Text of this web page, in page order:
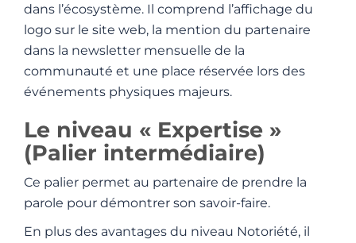
dans l’écosystème. Il comprend l’affichage du
logo sur le site web, la mention du partenaire
dans la newsletter mensuelle de la
communauté et une place réservée lors des
événements physiques majeurs.
Le niveau « Expertise »
(Palier intermédiaire)
Ce palier permet au partenaire de prendre la
parole pour démontrer son savoir-faire.
En plus des avantages du niveau Notoriété, il